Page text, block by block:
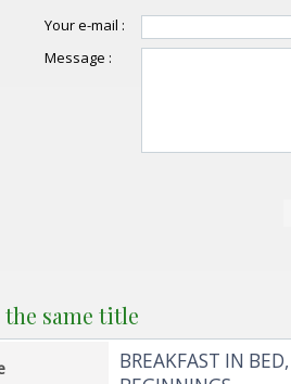
Your e-mail :
Message :
same title
‎BREAKFAST IN